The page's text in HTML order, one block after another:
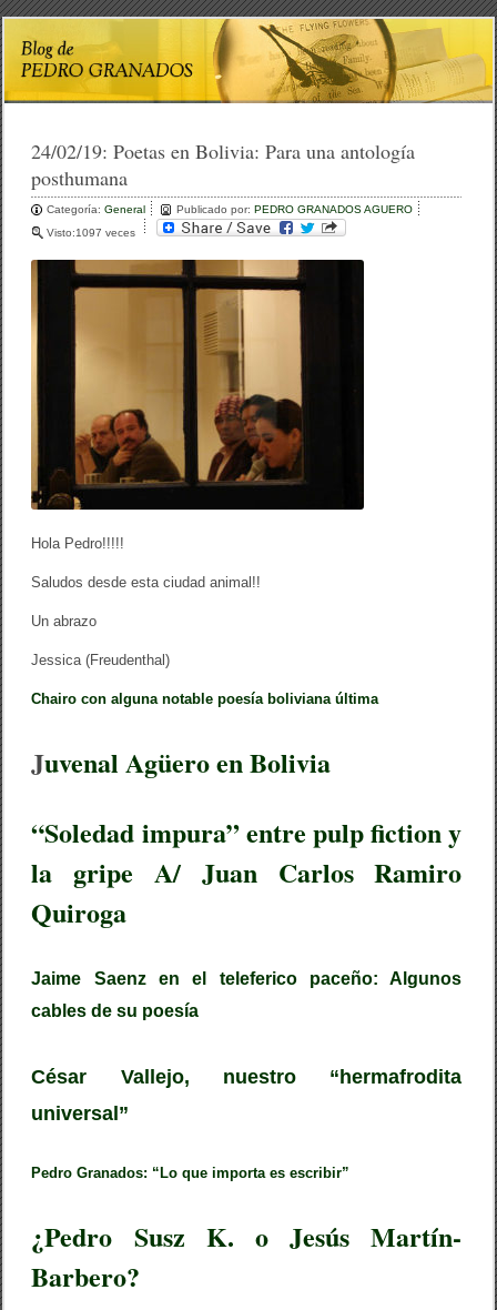
24/02/19:Poetas en Bolivia: Para una antología
posthumana
Categoría:General Publicado por:PEDRO GRANADOS AGUERO
Visto:1097 veces
Hola Pedro!!!!!
Saludos desde esta ciudad animal!!
Un abrazo
Jessica (Freudenthal)
Chairo con alguna notable poesía boliviana última
Juvenal Agüero en Bolivia
“Soledad impura” entre pulp fiction y
la gripe A/ Juan Carlos Ramiro
Quiroga
Jaime Saenz en el teleferico paceño: Algunos
cables de su poesía
César Vallejo, nuestro “hermafrodita
universal”
Pedro Granados: “Lo que importa es escribir”
¿Pedro Susz K. o Jesús Martín-
Barbero?